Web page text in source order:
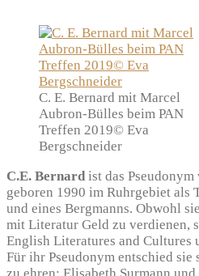
C. E. Bernard mit Marcel
Aubron-Bülles beim PAN
Treffen 2019© Eva
Bergschneider
C.E. Bernard ist das
geboren 1990 im Ruhrgebiet als
und eines Bergmanns. Obwohl
mit Literatur Geld zu verdienen,
English Literatures and Cultures
Für ihr Pseudonym entschied